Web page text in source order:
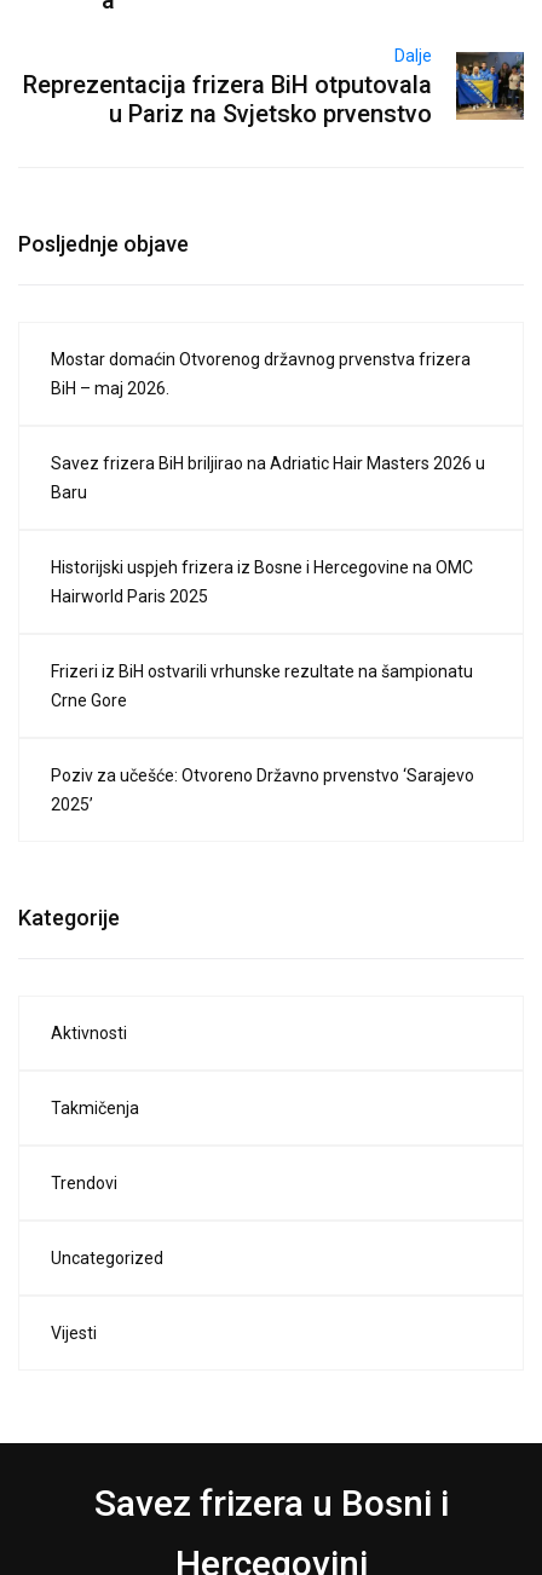
Dalje
Reprezentacija frizera BiH otputovala
u Pariz na Svjetsko prvenstvo
Posljednje objave
Mostar domaćin Otvorenog državnog prvenstva frizera
BiH – maj 2026.
Savez frizera BiH briljirao na Adriatic Hair Masters 2026 u
Baru
Historijski uspjeh frizera iz Bosne i Hercegovine na OMC
Hairworld Paris 2025
Frizeri iz BiH ostvarili vrhunske rezultate na šampionatu
Crne Gore
Poziv za učešće: Otvoreno Državno prvenstvo ‘Sarajevo
2025’
Kategorije
Aktivnosti
Takmičenja
Trendovi
Uncategorized
Vijesti
Savez frizera u Bosni i
Hercegovini